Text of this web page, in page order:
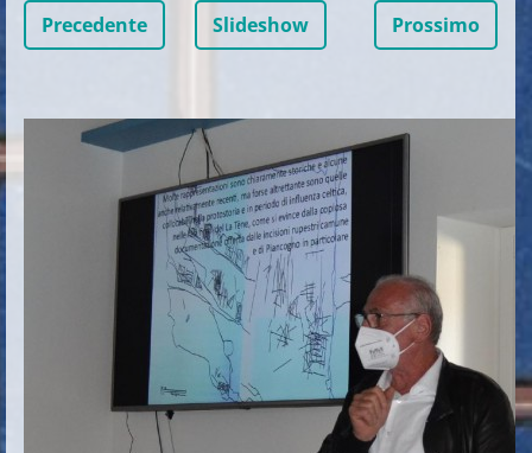
Precedente Slideshow Prossimo